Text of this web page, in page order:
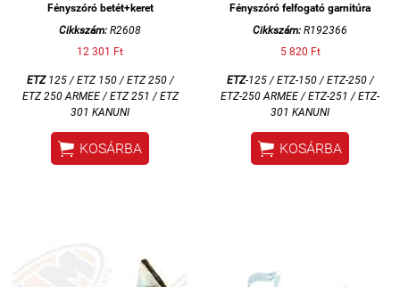
Fényszóró betét+keret
Cikkszám: R2608
12 301 Ft
ETZ 125 / ETZ 150 / ETZ 250 /
ETZ 250 ARMEE / ETZ 251 / ETZ
301 KANUNI
 KOSÁRBA
Fényszóró felfogató garnitúra
Cikkszám: R192366
5 820 Ft
ETZ-125 / ETZ-150 / ETZ-250 /
ETZ-250 ARMEE / ETZ-251 / ETZ-
301 KANUNI
 KOSÁRBA